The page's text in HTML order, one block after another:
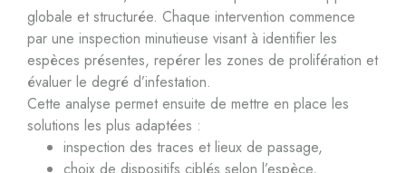
globale et structurée. Chaque intervention commence
par une inspection minutieuse visant à identifier les
espèces présentes, repérer les zones de prolifération et
évaluer le degré d’infestation.
Cette analyse permet ensuite de mettre en place les
solutions les plus adaptées :
inspection des traces et lieux de passage,